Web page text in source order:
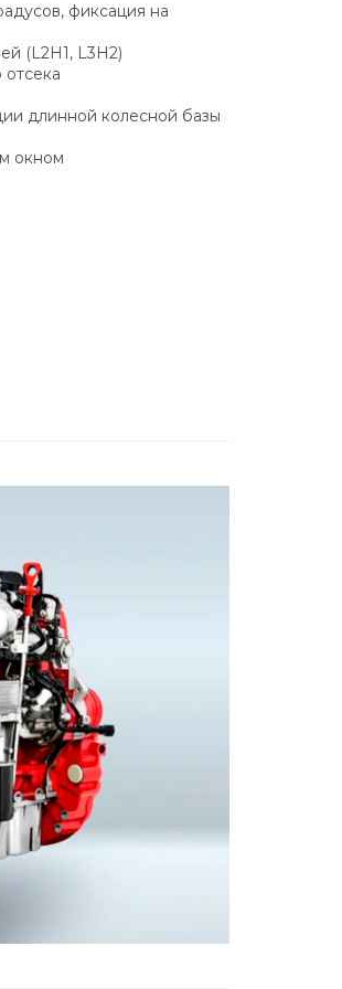
фиксация на
(L2H1, L3H2)
длинной колесной базы
окном